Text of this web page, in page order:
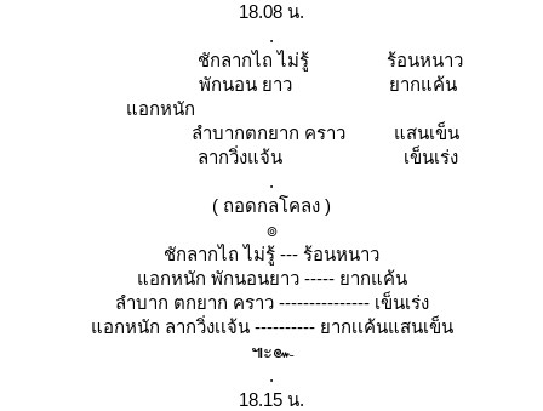
18.08 น.
.
ชักลากไถ ไม่รู้ ร้อนหนาว
พักนอน ยาว ยากแค้น
อกหนัก
ลำบากตกยาก คราว แสนเข็น
ลากวิ่งแจ้น เข็นเร่ง
.
( ถอดกลโคลง )
๏
ชักลากไถ ไม่รู้ --- ร้อนหนาว
อกหนัก พักนอนยาว ----- ยากแค้น
ลำบาก ตกยาก คราว --------------- เข็นเร่ง
อกหนัก ลากวิ่งเเจ้น ---------- ยากเเค้นแสนเข็น
๚ะ๛
.
18.15 น.